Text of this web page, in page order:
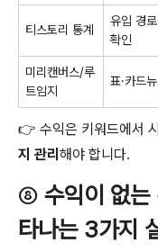
티스토리 통계
유입 경
확인
미리캔버스/루
트임지
표·카드
👉 수익은 키워드에서
지 관리 해야 합니다.
⑧ 수익이 없는
타나는 3가지